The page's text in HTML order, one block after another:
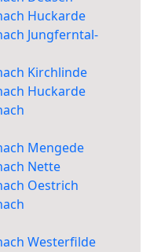
Huckarde
Jungferntal-
Kirchlinde
Huckarde
Mengede
Nette
Oestrich
Westerfilde